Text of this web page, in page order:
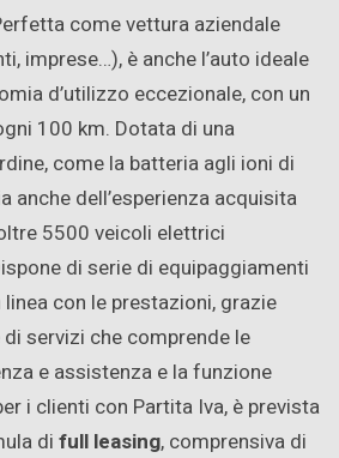
come vettura aziendale
imprese…), è anche l’auto ideale
d’utilizzo eccezionale, con un
100 km. Dotata di una
come la batteria agli ioni di
anche dell’esperienza acquisita
5500 veicoli elettrici
di serie di equipaggiamenti
con le prestazioni, grazie
di servizi che comprende le
e assistenza e la funzione
i clienti con Partita Iva, è prevista
di full leasing, comprensiva di